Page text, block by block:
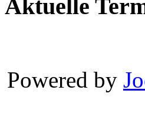
Aktuelle
Powered by